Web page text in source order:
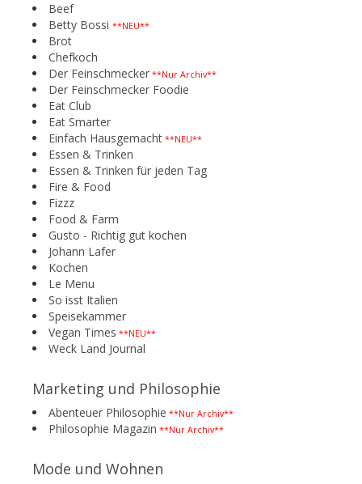
Beef
Betty Bossi **NEU**
Brot
Chefkoch
Der Feinschmecker **Nur Archiv**
Der Feinschmecker Foodie
Eat Club
Eat Smarter
Einfach Hausgemacht **NEU**
Essen & Trinken
Essen & Trinken für jeden Tag
Fire & Food
Fizzz
Food & Farm
Gusto - Richtig gut kochen
Johann Lafer
Kochen
Le Menu
So isst Italien
Speisekammer
Vegan Times **NEU**
Weck Land Journal
Marketing und Philosophie
Abenteuer Philosophie **Nur Archiv**
Philosophie Magazin **Nur Archiv**
Mode und Wohnen